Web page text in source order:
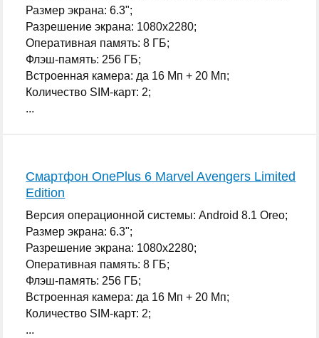
Размер экрана: 6.3";
Разрешение экрана: 1080x2280;
Оперативная память: 8 ГБ;
Флэш-память: 256 ГБ;
Встроенная камера: да 16 Мп + 20 Мп;
Количество SIM-карт: 2;
...
Смартфон OnePlus 6 Marvel Avengers Limited
Edition
Версия операционной системы: Android 8.1 Oreo;
Размер экрана: 6.3";
Разрешение экрана: 1080x2280;
Оперативная память: 8 ГБ;
Флэш-память: 256 ГБ;
Встроенная камера: да 16 Мп + 20 Мп;
Количество SIM-карт: 2;
...